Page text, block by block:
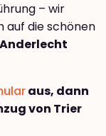
– wir
auf die schönen
aus, dann
von Trier